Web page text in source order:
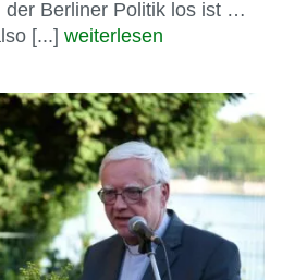
der Berliner Politik los ist …
[...] weiterlesen